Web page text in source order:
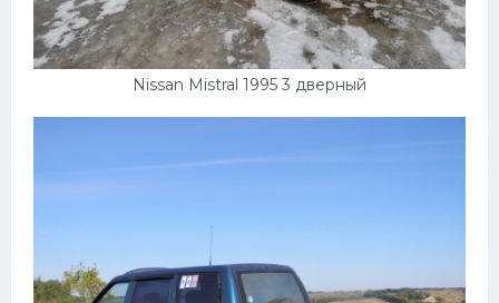
Nissan Mistral 1995 3 дверный